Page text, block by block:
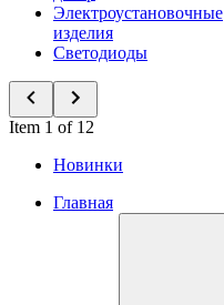
Электроустановочные
изделия
Светодиоды
Item 1 of 12
Новинки
Главная